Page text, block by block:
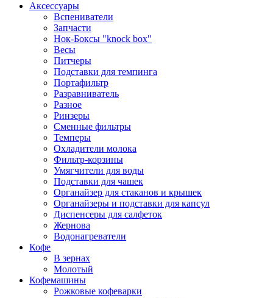
Аксессуары
Вспениватели
Запчасти
Нок-Боксы "knock box"
Весы
Питчеры
Подставки для темпинга
Портафильтр
Разравниватель
Разное
Ринзеры
Сменные фильтры
Темперы
Охладители молока
Фильтр-корзины
Умягчители для воды
Подставки для чашек
Органайзер для стаканов и крышек
Органайзеры и подставки для капсул
Диспенсеры для салфеток
Жернова
Водонагреватели
Кофе
В зернах
Молотый
Кофемашины
Рожковые кофеварки